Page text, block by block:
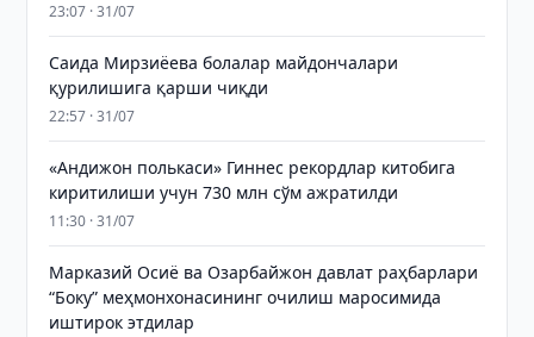
23:07 · 31/07
Саида Мирзиёева болалар майдончалари
қурилишига қарши чиқди
22:57 · 31/07
«Андижон полькаси» Гиннес рекордлар китобига
киритилиши учун 730 млн сўм ажратилди
11:30 · 31/07
Марказий Осиё ва Озарбайжон давлат раҳбарлари
“Боку” меҳмонхонасининг очилиш маросимида
иштирок этдилар